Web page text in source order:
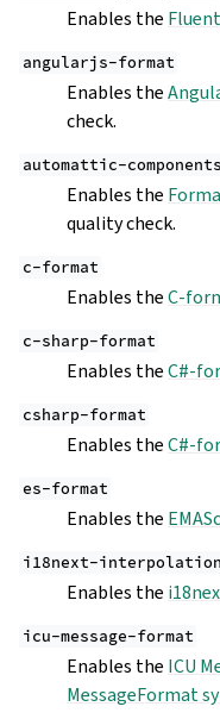
Enables the
angularjs-format
Enables the
check.
automattic-
Enables the
quality check.
c-format
Enables theC-
c-sharp-format
Enables theC#-
csharp-format
Enables theC#-
es-format
Enables the
i18next-interpolation
Enables the
icu-message-format
Enables the ICU
MessageFormat